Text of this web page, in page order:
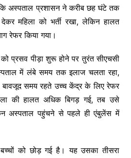
अस्पताल प्रशासन ने करीब छह घंटे तक
महिला को भर्ती रखा, लेकिन हालत
रेफर किया गया।
प्रसव पीड़ा शुरू होने पर तुरंत सीएचसी
में लंबे समय तक इलाज चलता रहा,
बावजूद समय रहते उच्च केंद्र के लिए रेफर
की हालत अधिक बिगड़ गई, तब उसे
अस्पताल पहुंचने से पहले ही एंबुलेंस में
को छोड़ गई है। यह उसका तीसरा